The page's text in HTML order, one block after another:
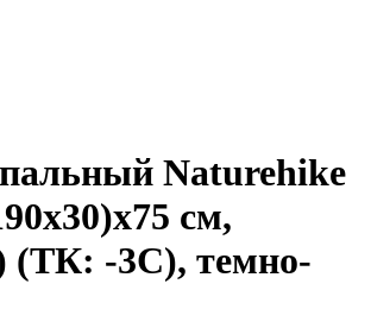
Naturehike
см,
(ТК: -3C), темно-